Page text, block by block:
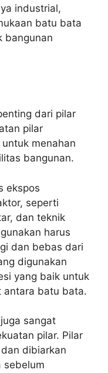
industrial,
batu bata
bangunan
dari pilar
pilar
menahan
bangunan.
ekspos
seperti
dan teknik
harus
dan bebas dari
digunakan
yang baik untuk
antara batu bata.
sangat
pilar. Pilar
dibiarkan
sebelum